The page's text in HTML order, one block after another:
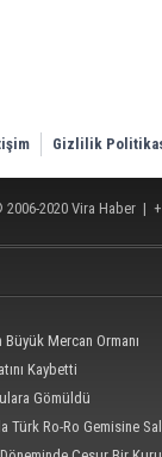
Gizlilik
2006-2020 Vira Haber |
Büyük Mercan Ormanı
Kaybetti
Gömüldü
Türk Ro-Ro Gemisine